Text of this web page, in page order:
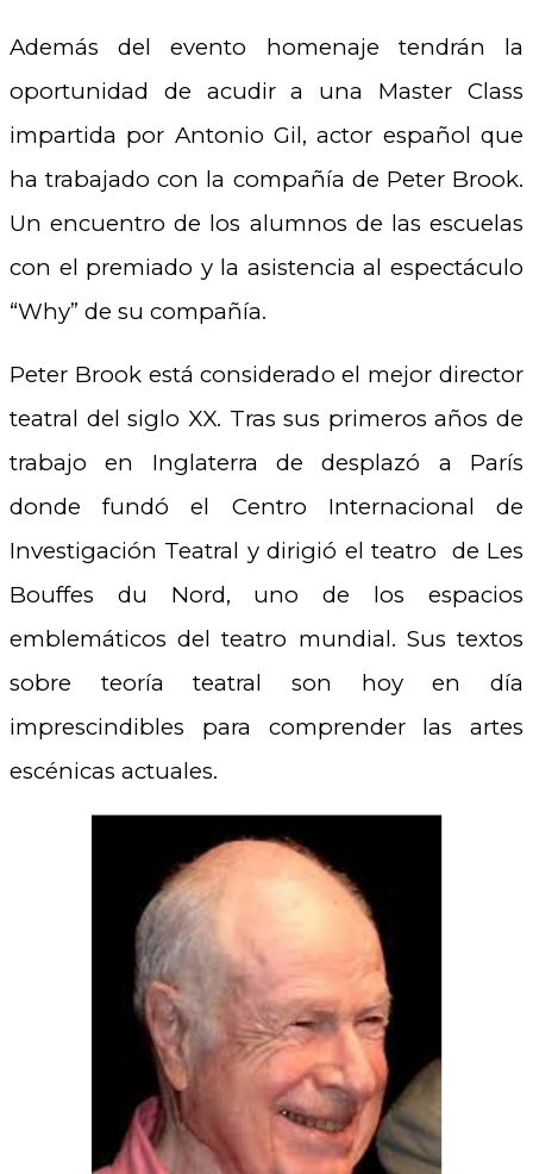
Además del evento homenaje tendrán la
oportunidad de acudir a una Master Class
impartida por Antonio Gil, actor español que
ha trabajado con la compañía de Peter Brook.
Un encuentro de los alumnos de las escuelas
con el premiado y la asistencia al espectáculo
“Why” de su compañía.
Peter Brook está considerado el mejor director
teatral del siglo XX. Tras sus primeros años de
trabajo en Inglaterra de desplazó a París
donde fundó el Centro Internacional de
Investigación Teatral y dirigió el teatro de Les
Bouffes du Nord, uno de los espacios
emblemáticos del teatro mundial. Sus textos
sobre teoría teatral son hoy en día
imprescindibles para comprender las artes
escénicas actuales.